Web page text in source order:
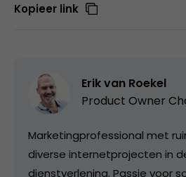
Kopieer link
Erik van Roekel
Product Owner
Marketingprofessional met
diverse internetprojecten in
dienstverlening. Passie voor